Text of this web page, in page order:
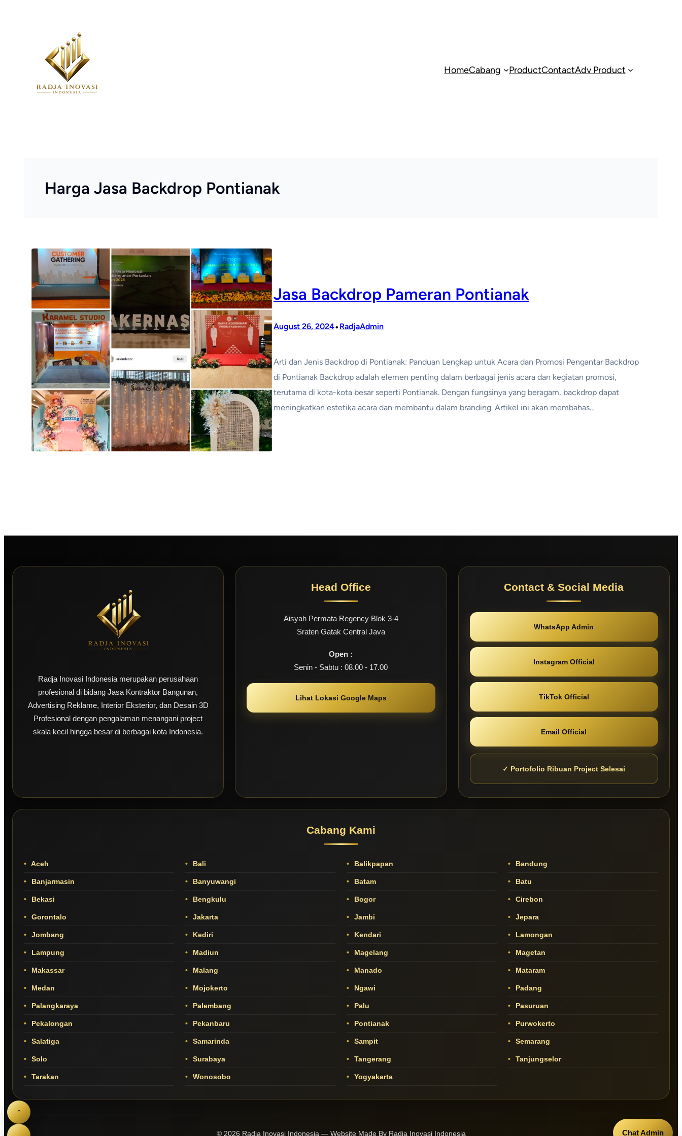
HomeCabang ProductContactAdv Product
Harga Jasa Backdrop Pontianak
Jasa Backdrop Pameran Pontianak
August 26, 2024•RadjaAdmin
Arti dan Jenis Backdrop di Pontianak: Panduan Lengkap untuk Acara dan Promosi Pengantar Backdrop
di Pontianak Backdrop adalah elemen penting dalam berbagai jenis acara dan kegiatan promosi,
terutama di kota-kota besar seperti Pontianak. Dengan fungsinya yang beragam, backdrop dapat
meningkatkan estetika acara dan membantu dalam branding. Artikel ini akan membahas…
Radja Inovasi Indonesia merupakan perusahaan
profesional di bidang Jasa Kontraktor Bangunan,
Advertising Reklame, Interior Eksterior, dan Desain 3D
Profesional dengan pengalaman menangani project
skala kecil hingga besar di berbagai kota Indonesia.
Head Office
Aisyah Permata Regency Blok 3-4
Sraten Gatak Central Java
Open :
Senin - Sabtu : 08.00 - 17.00
Lihat Lokasi Google Maps
Contact & Social Media
WhatsApp Admin
Instagram Official
TikTok Official
Email Official
✓ Portofolio Ribuan Project Selesai
Cabang Kami
Aceh Bali Balikpapan Bandung
Banjarmasin Banyuwangi Batam Batu
Bekasi Bengkulu Bogor Cirebon
Gorontalo Jakarta Jambi Jepara
Jombang Kediri Kendari Lamongan
Lampung Madiun Magelang Magetan
Makassar Malang Manado Mataram
Medan Mojokerto Ngawi Padang
Palangkaraya Palembang Palu Pasuruan
Pekalongan Pekanbaru Pontianak Purwokerto
Salatiga Samarinda Sampit Semarang
Solo Surabaya Tangerang Tanjungselor
Tarakan Wonosobo Yogyakarta
© 2026 Radja Inovasi Indonesia — Website Made By Radja Inovasi Indonesia
↑
Chat Admin